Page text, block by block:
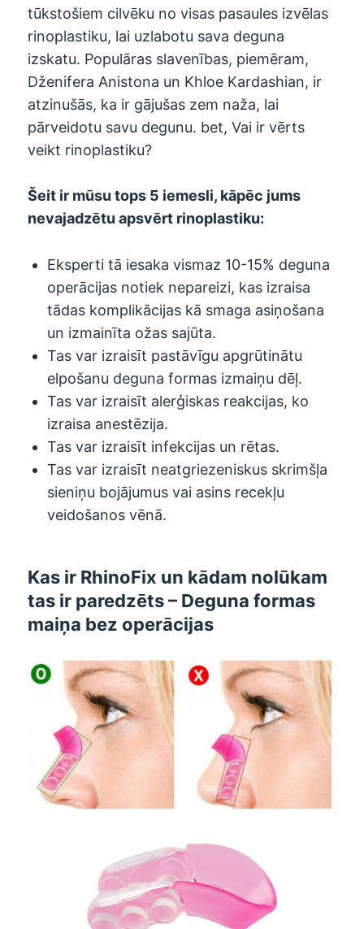
tūkstošiem cilvēku no visas pasaules izvēlas
rinoplastiku, lai uzlabotu sava deguna
izskatu. Populāras slavenības, piemēram,
Dženifera Anistona un Khloe Kardashian, ir
atzinušās, ka ir gājušas zem naža, lai
pārveidotu savu degunu. bet, Vai ir vērts
veikt rinoplastiku?
Šeit ir mūsu tops 5 iemesli, kāpēc jums
nevajadzētu apsvērt rinoplastiku:
Eksperti tā iesaka vismaz 10-15% deguna
operācijas notiek nepareizi, kas izraisa
tādas komplikācijas kā smaga asiņošana
un izmainīta ožas sajūta.
Tas var izraisīt pastāvīgu apgrūtinātu
elpošanu deguna formas izmaiņu dēļ.
Tas var izraisīt alerģiskas reakcijas, ko
izraisa anestēzija.
Tas var izraisīt infekcijas un rētas.
Tas var izraisīt neatgriezeniskus skrimšļa
sieniņu bojājumus vai asins recekļu
veidošanos vēnā.
Kas ir RhinoFix un kādam nolūkam
tas ir paredzēts – Deguna formas
maiņa bez operācijas